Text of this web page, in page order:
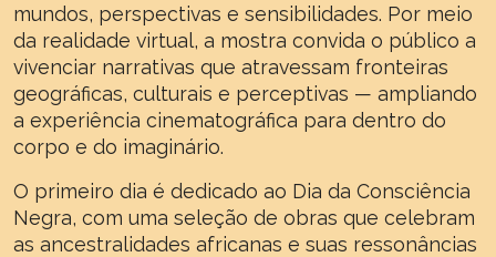
mundos, perspectivas e sensibilidades. Por meio
da realidade virtual, a mostra convida o público a
vivenciar narrativas que atravessam fronteiras
geográficas, culturais e perceptivas — ampliando
a experiência cinematográfica para dentro do
corpo e do imaginário.
O primeiro dia é dedicado ao Dia da Consciência
Negra, com uma seleção de obras que celebram
as ancestralidades africanas e suas ressonâncias